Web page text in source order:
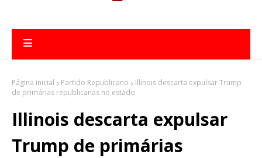
Página inicial Partido Republicano
Illinois descarta expulsar Trump
de primárias republicanas no estado
Illinois descarta expulsar
Trump de primárias